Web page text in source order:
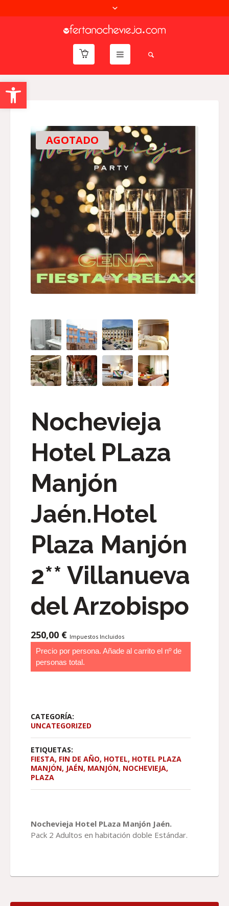
Abrir barra de herramientas
AGOTADO
Nochevieja
Hotel PLaza
Manjón
Jaén.Hotel
Plaza Manjón
2** Villanueva
del Arzobispo
250,00 € Impuestos Incluidos
Precio por persona. Añade al carrito el nº de
personas total.
CATEGORÍA:
UNCATEGORIZED
ETIQUETAS:
FIESTA, FIN DE AÑO, HOTEL, HOTEL PLAZA
MANJÓN, JAÉN, MANJÓN, NOCHEVIEJA,
PLAZA
Nochevieja Hotel PLaza Manjón Jaén.
Pack 2 Adultos en habitación doble Estándar.